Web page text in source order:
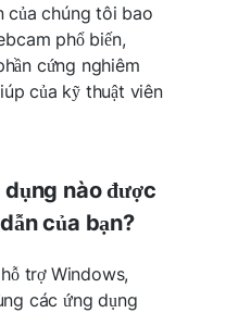
của chúng tôi bao
phổ biến,
cứng nghiêm
của kỹ thuật viên
nào được
của bạn?
trợ Windows,
các ứng dụng